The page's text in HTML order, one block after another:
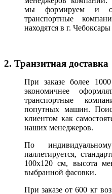
мы формируем и
транспортные
находятся в г. Чебоксары
2. Транзитная доставка
При заказе более
экономичнее
транспортные
попутных машин.
клиентом как
наших менеджеров.
По
паллетируется,
100х120 см, высота
выбранной фасовки.
При заказе от 600 кг